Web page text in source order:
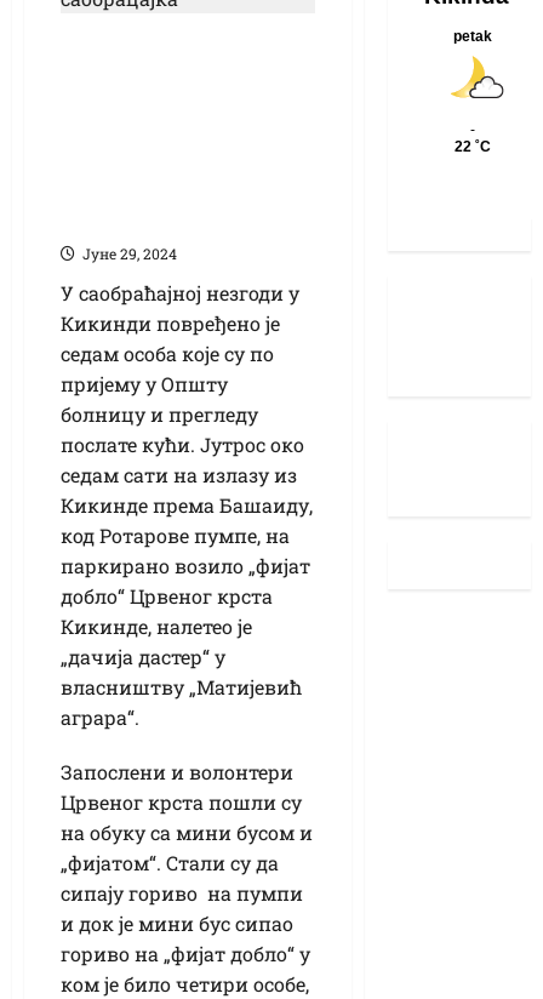
Јуне 29, 2024
У саобраћајној незгоди у
Кикинди повређено је
седам особа које су по
пријему у Општу
болницу и прегледу
послате кући. Јутрос око
седам сати на излазу из
Кикинде према Башаиду,
код Ротарове пумпе, на
паркирано возило „фијат
добло“ Црвеног крста
Кикинде, налетео је
„дачија дастер“ у
власништву „Матијевић
аграра“.
Запослени и волонтери
Црвеног крста пошли су
на обуку са мини бусом и
„фијатом“. Стали су да
сипају гориво на пумпи
и док је мини бус сипао
гориво на „фијат добло“ у
ком је било четири особе,